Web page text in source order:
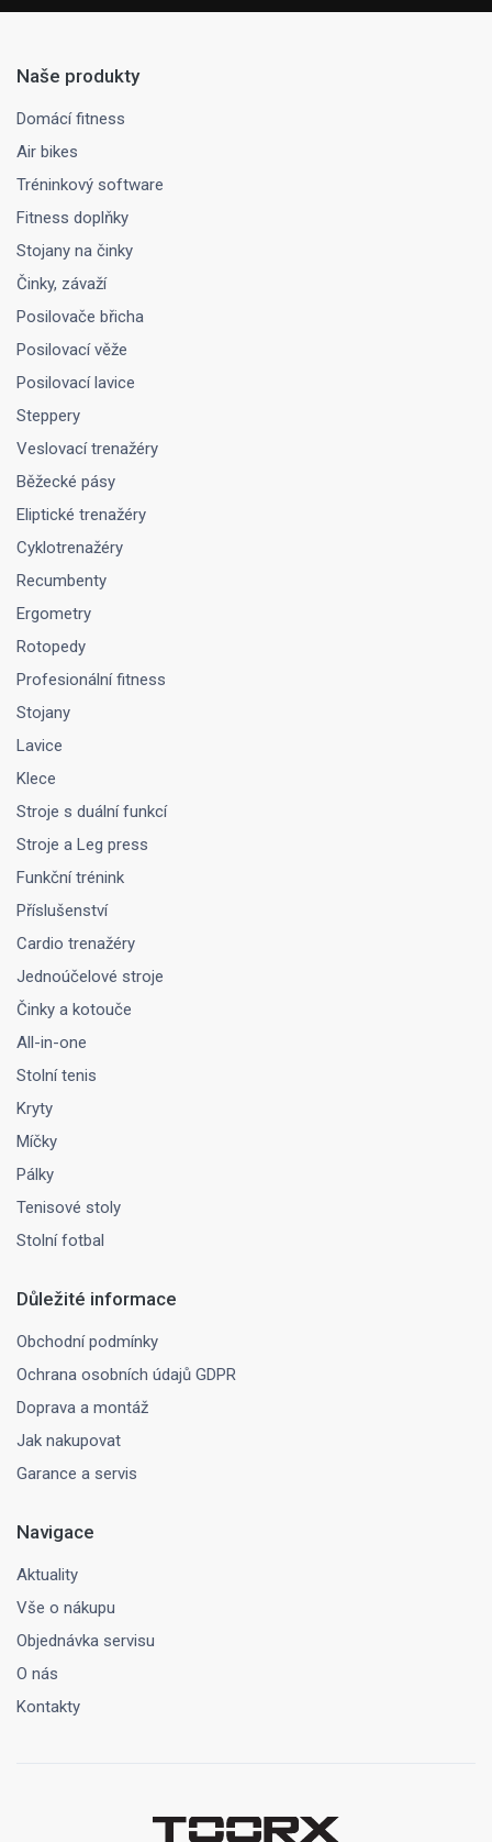
Naše produkty
Domácí fitness
Air bikes
Tréninkový software
Fitness doplňky
Stojany na činky
Činky, závaží
Posilovače břicha
Posilovací věže
Posilovací lavice
Steppery
Veslovací trenažéry
Běžecké pásy
Eliptické trenažéry
Cyklotrenažéry
Recumbenty
Ergometry
Rotopedy
Profesionální fitness
Stojany
Lavice
Klece
Stroje s duální funkcí
Stroje a Leg press
Funkční trénink
Příslušenství
Cardio trenažéry
Jednoúčelové stroje
Činky a kotouče
All-in-one
Stolní tenis
Kryty
Míčky
Pálky
Tenisové stoly
Stolní fotbal
Důležité informace
Obchodní podmínky
Ochrana osobních údajů GDPR
Doprava a montáž
Jak nakupovat
Garance a servis
Navigace
Aktuality
Vše o nákupu
Objednávka servisu
O nás
Kontakty